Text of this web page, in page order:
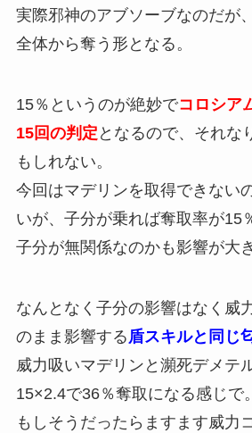
実際邪神のアブソーブなのだが
全体から奪う形となる。
15％というのが絶妙でコロシア
15回の判定 となるので、それな
もしれない。
今回はマデリンを取得できない
いが、子分が乗れば奪取率が15
子分が無関係なのかも影響が大き
なんとなく子分の影響はなく威
のまま影響する盾スキルと同じ
威力吸いマデリンと瀕死デメテ
15×2.4で36％奪取になる感じで。
もしそうだったらますます威力